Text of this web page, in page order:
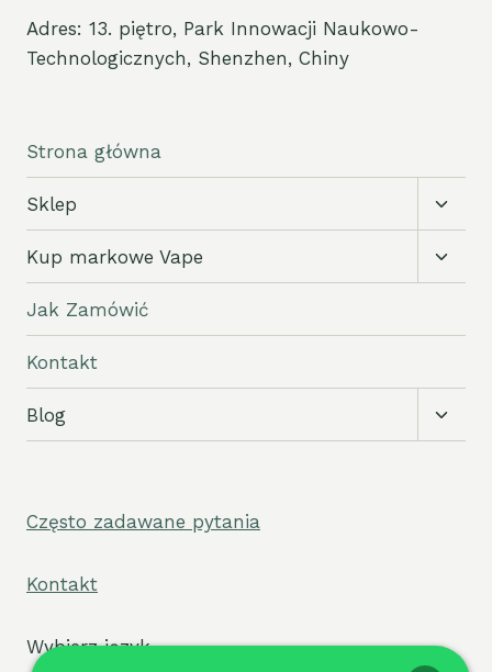
Adres: 13. piętro, Park Innowacji Naukowo-
Technologicznych, Shenzhen, Chiny
Strona główna
Sklep
Kup markowe Vape
Jak Zamówić
Kontakt
Blog
Często zadawane pytania
Kontakt
Wybierz język